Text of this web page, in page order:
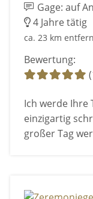
Gage: auf
4 Jahre tätig
ca. 23 km
Bewertung:
Ich werde Ihre
einzigartig
großer Tag